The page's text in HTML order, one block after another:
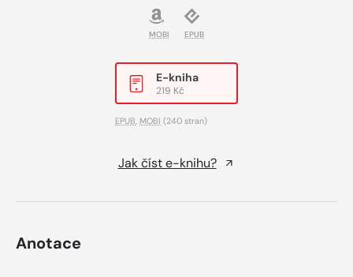
MOBI EPUB
E-kniha
219 Kč
EPUB, MOBI (240 stran)
Jak číst e-knihu?
Anotace